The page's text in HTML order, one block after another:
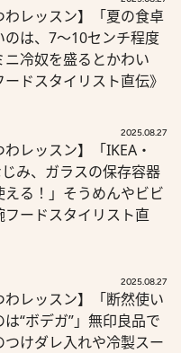
わレッスン】「夏の食卓
のは、7～10センチ程度
ニ冷奴を盛るとかわい
ドスタイリスト直伝》
2025.08.27
わレッスン】「IKEA・
み、ガラスの保存容器
える！」そうめんやビビ
フードスタイリスト直
2025.08.27
わレッスン】「断然使い
“ボデガ”」無印良品で
つけダレ入れや冷製スー